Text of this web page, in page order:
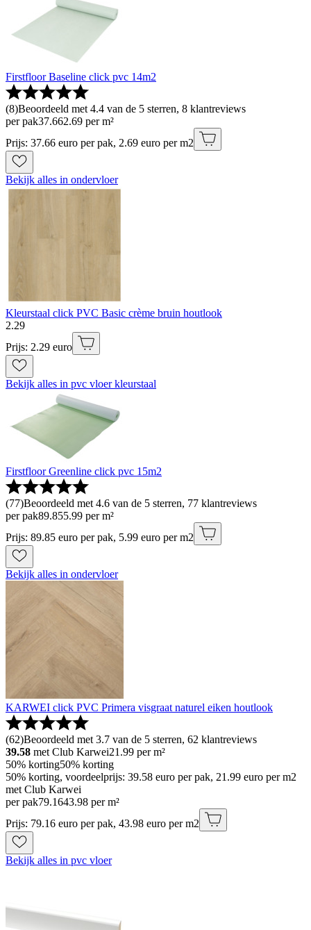
Firstfloor Baseline click pvc 14m2
(8)Beoordeeld met 4.4 van de 5 sterren, 8 klantreviews
per pak37.662.69 per m²
Prijs: 37.66 euro per pak, 2.69 euro per m2
Bekijk alles in ondervloer
Kleurstaal click PVC Basic crème bruin houtlook
2.29
Prijs: 2.29 euro
Bekijk alles in pvc vloer kleurstaal
Firstfloor Greenline click pvc 15m2
(77)Beoordeeld met 4.6 van de 5 sterren, 77 klantreviews
per pak89.855.99 per m²
Prijs: 89.85 euro per pak, 5.99 euro per m2
Bekijk alles in ondervloer
KARWEI click PVC Primera visgraat naturel eiken houtlook
(62)Beoordeeld met 3.7 van de 5 sterren, 62 klantreviews
39.58 met Club Karwei21.99 per m²
50% korting50% korting
50% korting, voordeelprijs: 39.58 euro per pak, 21.99 euro per m2
met Club Karwei
per pak79.1643.98 per m²
Prijs: 79.16 euro per pak, 43.98 euro per m2
Bekijk alles in pvc vloer